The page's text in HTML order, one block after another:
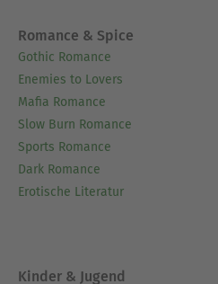
Romance & Spice
Gothic Romance
Enemies to Lovers
Mafia Romance
Slow Burn Romance
Sports Romance
Dark Romance
Erotische Literatur
Kinder & Jugend